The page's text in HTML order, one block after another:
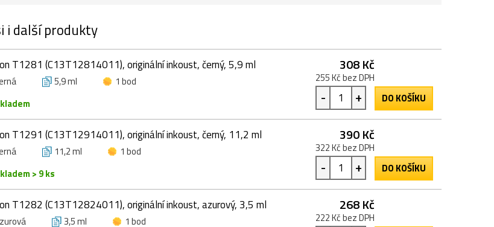
i další produkty
T1281 (C13T12814011), originální inkoust, černý, 5,9 ml
5,9 ml
1 bod
308 Kč
255 Kč bez DPH
- + DO KOŠÍKU
T1291 (C13T12914011), originální inkoust, černý, 11,2 ml
11,2 ml
1 bod
> 9 ks
390 Kč
322 Kč bez DPH
- + DO KOŠÍKU
T1282 (C13T12824011), originální inkoust, azurový, 3,5 ml
3,5 ml
1 bod
268 Kč
222 Kč bez DPH